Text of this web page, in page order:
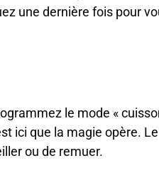
une dernière fois pour
le mode «
ici que la magie opère.
ou de remuer.